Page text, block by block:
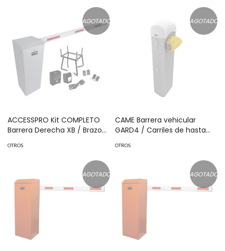
Incluye: sensor de masa,
transformador, lazo, ancla,
fotoceldas y 2 controles
inalámbricos MOD: KIT-XBF-
LED-RN
Incluye Sensor de masa,
Transformador, Lazo, Ancla,
Fotoceldas 2 Controles
Inalámbricos MOD: KIT-XBS-
AGOTADO
ACCESSPRO Kit COMPLETO
Barrera Derecha XB / Brazo
Incluye Sensor de masa,
Transformador, Lazo, Ancla,
Fotoceldas y 2 Controles
Inalámbricos MOD: KIT-XBS-R
OTROS
AGOTADO
CAME Barrera vehicular
GARD4 / Carriles de hasta
configurable / Izquierda o
derecha configurables en
campo MOD: 001-G4140Z
OTROS
AGOTADO AGOTADO